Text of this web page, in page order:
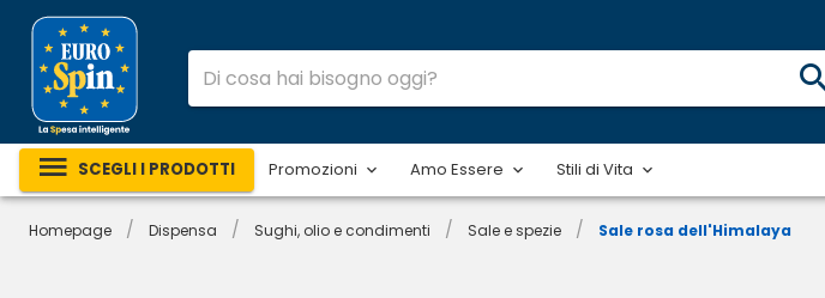
SCEGLI I PRODOTTI Promozioni Amo Essere Stili di Vita
Homepage / Dispensa / Sughi, olio e condimenti / Sale e spezie / Sale rosa dell'Himalaya